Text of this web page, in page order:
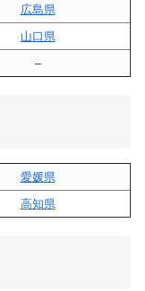
広島県
山口県
–
愛媛県
高知県